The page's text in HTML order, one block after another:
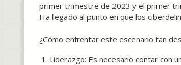
primer trimestre de 2023 y el primer
Ha llegado al punto en que los
¿Cómo enfrentar este escenario tan
Liderazgo: Es necesario contar con